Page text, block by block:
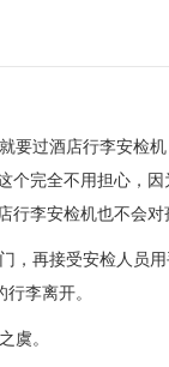
要过酒店行李安检
完全不用担心，因
李安检机也不会对
，再接受安检 人员
李离开。
虞。